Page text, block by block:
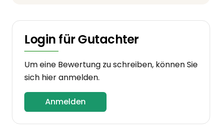
Login für Gutachter
Um eine Bewertung zu schreiben, können Sie
sich hier anmelden.
Anmelden